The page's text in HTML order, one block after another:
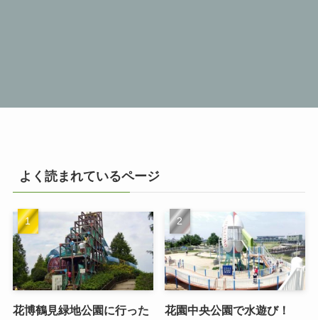
よく読まれているページ
花博鶴見緑地公園に行った
花園中央公園で水遊び！